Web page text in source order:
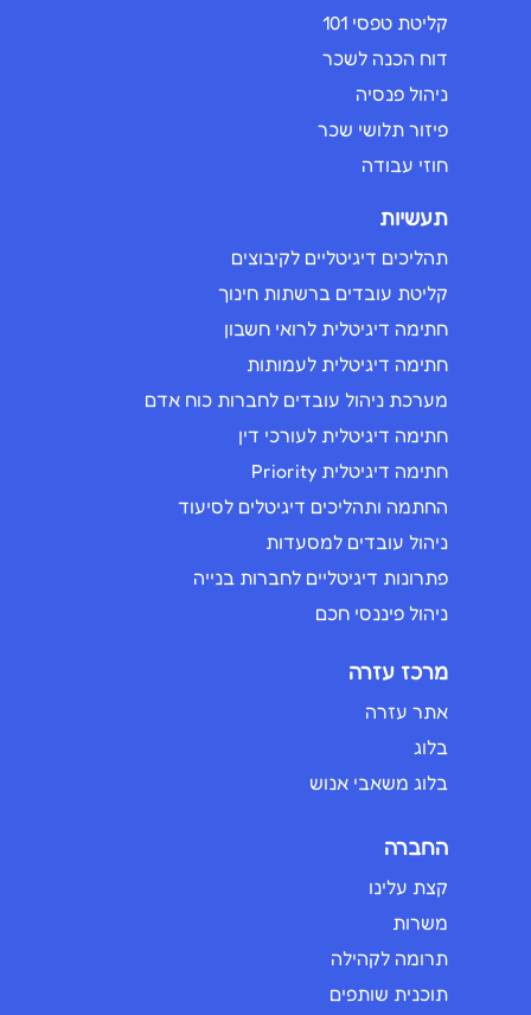
קליטת טפסי 101
דוח הכנה לשכר
ניהול פנסיה
פיזור תלושי שכר
חוזי עבודה
תעשיות
תהליכים דיגיטליים לקיבוצים
קליטת עובדים ברשתות חינוך
חתימה דיגיטלית לרואי חשבון
חתימה דיגיטלית לעמותות
מערכת ניהול עובדים לחברות כוח אדם
חתימה דיגיטלית לעורכי דין
חתימה דיגיטלית Priority
החתמה ותהליכים דיגיטלים לסיעוד
ניהול עובדים למסעדות
פתרונות דיגיטליים לחברות בנייה
ניהול פיננסי חכם
מרכז עזרה
אתר עזרה
בלוג
בלוג משאבי אנוש
החברה
קצת עלינו
משרות
תרומה לקהילה
תוכנית שותפים